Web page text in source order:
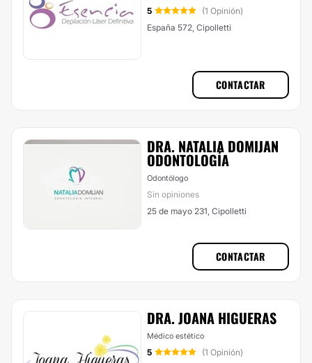
5
(1 Opinión)
España 572, Cipolletti
CONTACTAR
DRA. NATALIA DOMIJAN
ODONTOLOGÍA
Odontólogo
Sin opiniones
25 de mayo 231, Cipolletti
CONTACTAR
DRA. JOANA HIGUERAS
Médico estético
5
(1 Opinión)